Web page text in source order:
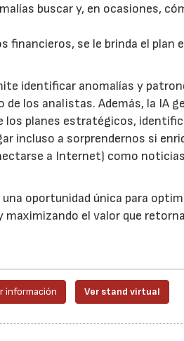
buscar y, en ocasiones,
financieros, se le brinda el plan
identificar anomalías y
los analistas. Además, la IA
los planes estratégicos,
incluso a sorprendernos si
a Internet) como
oportunidad única para
el valor que
información Ver stand virtual